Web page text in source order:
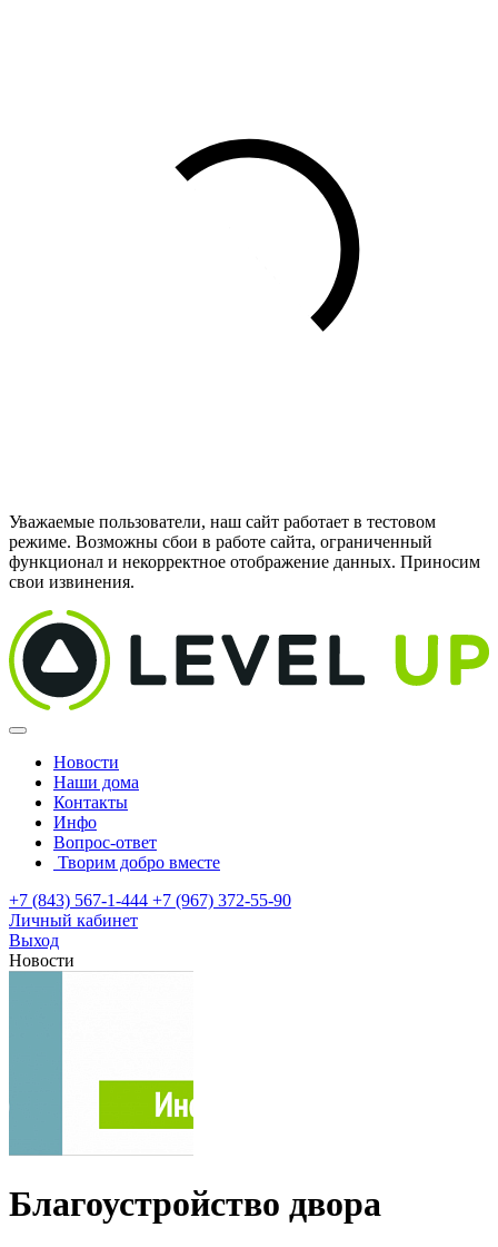
Уважаемые пользователи, наш сайт работает в тестовом
режиме. Возможны сбои в работе сайта, ограниченный
функционал и некорректное отображение данных. Приносим
свои извинения.
Новости
Наши дома
Контакты
Инфо
Вопрос-ответ
Творим добро вместе
+7 (843) 567-1-444 +7 (967) 372-55-90
Личный кабинет
Выход
Новости
Благоустройство двора